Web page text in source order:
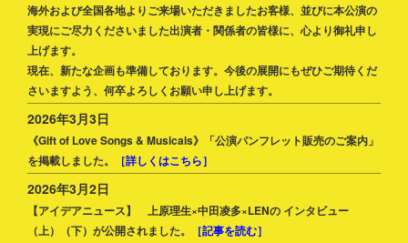
海外および全国各地よりご来場いただきましたお客様、並びに本公演の
実現にご尽力くださいました出演者・関係者の皆様に、心より御礼申し
上げます。
現在、新たな企画も準備しております。今後の展開にもぜひご期待くだ
さいますよう、何卒よろしくお願い申し上げます。
2026年3月3日
《Gift of Love Songs & Musicals》「公演パンフレット販売のご案内」
を掲載しました。
［詳しくはこちら］
2026年3月2日
【アイデアニュース】 上原理生×中田凌多×LENの インタビュー
（上）（下）が公開されました。
［記事を読む］